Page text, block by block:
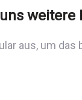
aus, um